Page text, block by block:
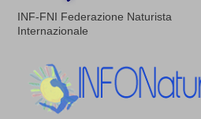
INF-FNI Federazione Naturista
Internazionale